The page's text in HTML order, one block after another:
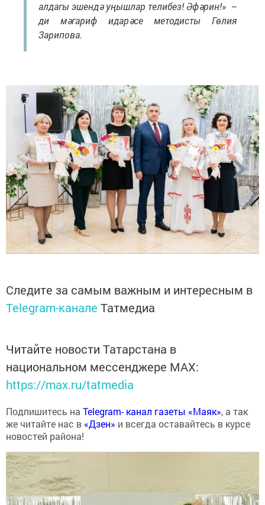
алдагы эшендә уңышлар телибез! Әфәрин!» –
ди мәгариф идарәсе методисты Гөлия
Зарипова.
Следите за самым важным и интересным в
Telegram-канале Татмедиа
Читайте новости Татарстана в
национальном мессенджере MАХ:
https://max.ru/tatmedia
Подпишитесь на Telegram- канал газеты «Маяк», а так
же читайте нас в «Дзен» и всегда оставайтесь в курсе
новостей района!